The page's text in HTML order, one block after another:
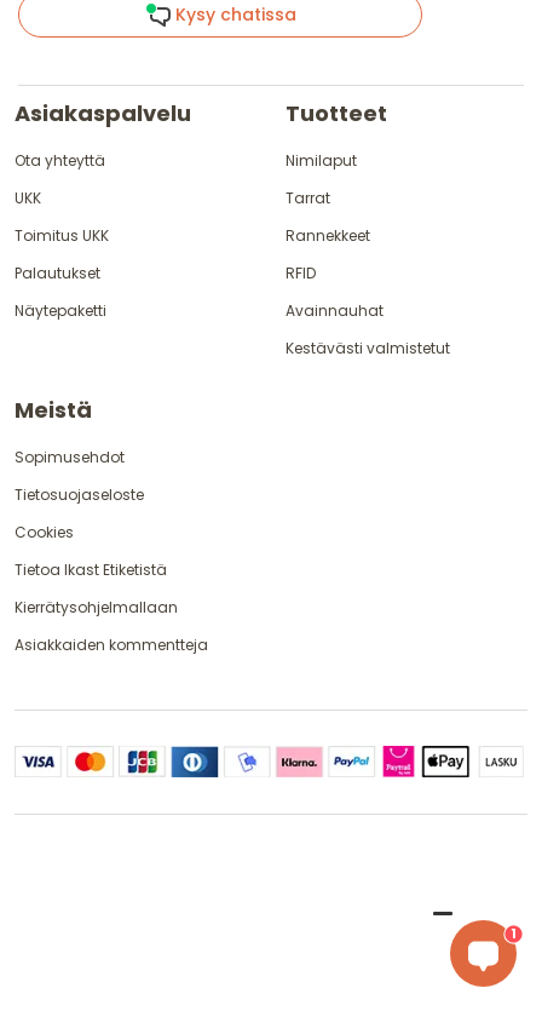
Kysy chatissa
Asiakaspalvelu
Ota yhteyttä
UKK
Toimitus UKK
Palautukset
Näytepaketti
Tuotteet
Nimilaput
Tarrat
Rannekkeet
RFID
Avainnauhat
Kestävästi valmistetut
Meistä
Sopimusehdot
Tietosuojaseloste
Cookies
Tietoa Ikast Etiketistä
Kierrätysohjelmallaan
Asiakkaiden kommentteja
1